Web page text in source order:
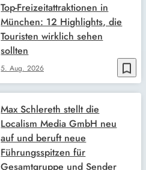
bookmark_border
5. Aug. 2026
Top-Freizeitattraktionen in
München: 12 Highlights, die
Touristen wirklich sehen
sollten
Max Schlereth stellt die
Localism Media GmbH neu
auf und beruft neue
Führungsspitzen für
Gesamtgruppe und Sender